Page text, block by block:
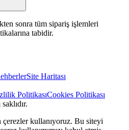
sonra tüm sipariş işlemleri
tabidir.
Site Haritası
PolitikasıCookies Politikası
kullanıyoruz. Bu siteyi